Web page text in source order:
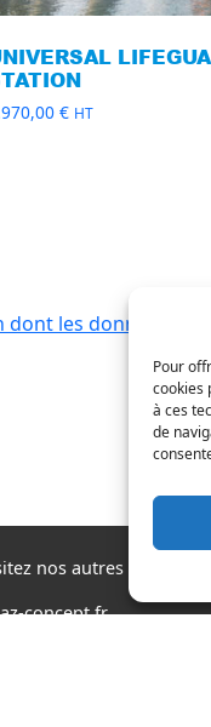
Pour
cookies
à ces
de
€ HT
dont les données
nos autres sites
concept.fr